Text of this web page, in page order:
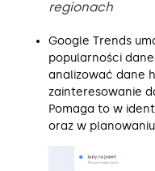
regionach
Google Trends
popularności
analizować dane
zainteresowanie
Pomaga to w
oraz w